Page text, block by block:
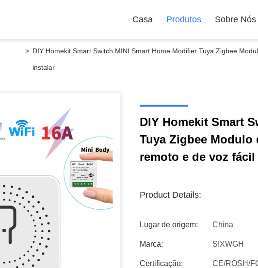
Casa Produtos Sobre Nós
> DIY Homekit Smart Switch MINI Smart Home Modifier Tuya Zigbee
instalar
DIY Homekit Smart
Tuya Zigbee
remoto e de voz
Product Details:
Lugar de origem: China
Marca: SIXWGH
Certificação: CE/ROSH/